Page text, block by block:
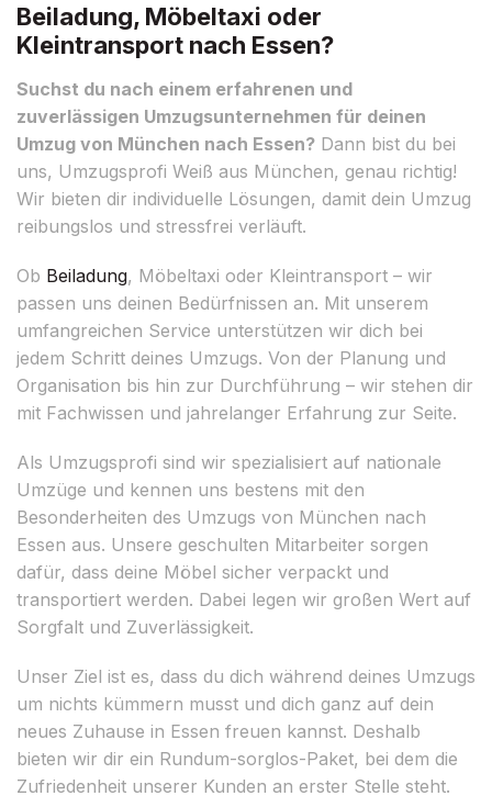
Beiladung, Möbeltaxi oder
Kleintransport nach Essen?
Suchst du nach einem erfahrenen und
zuverlässigen Umzugsunternehmen für deinen
Umzug von München nach Essen? Dann bist du bei
uns, Umzugsprofi Weiß aus München, genau richtig!
Wir bieten dir individuelle Lösungen, damit dein Umzug
reibungslos und stressfrei verläuft.
Ob Beiladung, Möbeltaxi oder Kleintransport – wir
passen uns deinen Bedürfnissen an. Mit unserem
umfangreichen Service unterstützen wir dich bei
jedem Schritt deines Umzugs. Von der Planung und
Organisation bis hin zur Durchführung – wir stehen dir
mit Fachwissen und jahrelanger Erfahrung zur Seite.
Als Umzugsprofi sind wir spezialisiert auf nationale
Umzüge und kennen uns bestens mit den
Besonderheiten des Umzugs von München nach
Essen aus. Unsere geschulten Mitarbeiter sorgen
dafür, dass deine Möbel sicher verpackt und
transportiert werden. Dabei legen wir großen Wert auf
Sorgfalt und Zuverlässigkeit.
Unser Ziel ist es, dass du dich während deines Umzugs
um nichts kümmern musst und dich ganz auf dein
neues Zuhause in Essen freuen kannst. Deshalb
bieten wir dir ein Rundum-sorglos-Paket, bei dem die
Zufriedenheit unserer Kunden an erster Stelle steht.